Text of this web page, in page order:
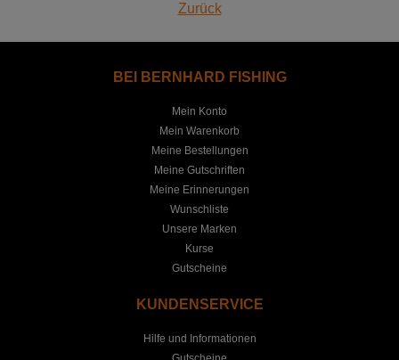
Zurück
BEI BERNHARD FISHING
Mein Konto
Mein Warenkorb
Meine Bestellungen
Meine Gutschriften
Meine Erinnerungen
Wunschliste
Unsere Marken
Kurse
Gutscheine
KUNDENSERVICE
Hilfe und Informationen